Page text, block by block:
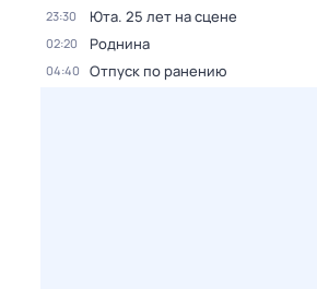
23:30 Юта. 25 лет на сцене
02:20 Роднина
04:40 Отпуск по ранению